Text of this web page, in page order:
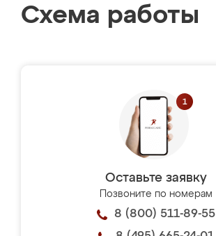
Схема работы
Оставьте заявку
Позвоните по номерам
8 (800) 511-89-55